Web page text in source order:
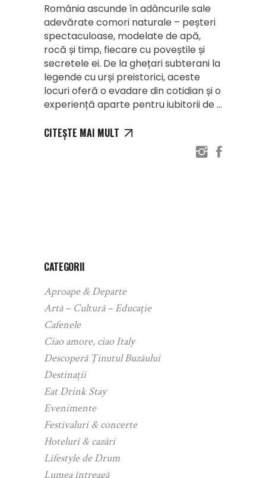
România ascunde în adâncurile sale
adevărate comori naturale – peșteri
spectaculoase, modelate de apă,
rocă și timp, fiecare cu poveștile și
secretele ei. De la ghețari subterani la
legende cu urși preistorici, aceste
locuri oferă o evadare din cotidian și o
experiență aparte pentru iubitorii de
CITEȘTE MAI MULT
CATEGORII
Aproape & Departe
Artă – Cultură – Educație
Cafenele
Ciao amore, ciao Italy
Descoperă Ținutul Buzăului
Destinații
Eat Drink Stay
Evenimente
Festivaluri & concerte
Hoteluri & cazări
Lifestyle de Drum
Lumea întreagă